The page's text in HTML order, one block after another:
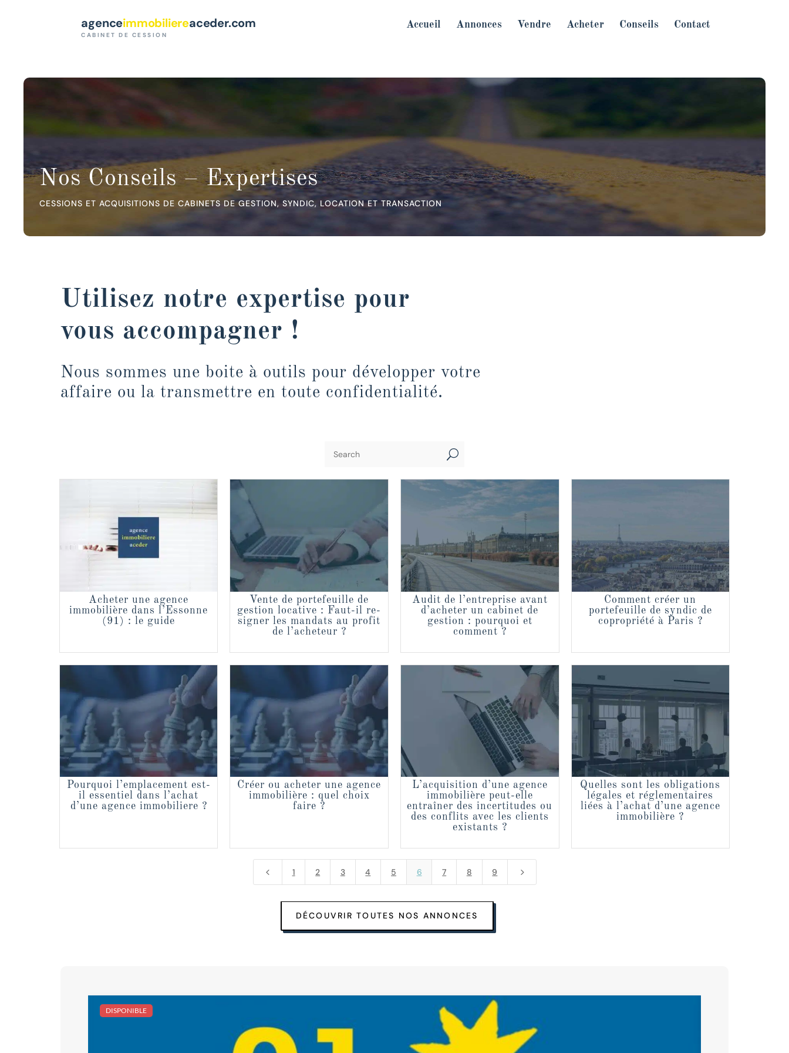
agenceimmobiliereaceder.com
CABINET DE CESSION
Accueil Annonces Vendre Acheter Conseils Contact
Nos Conseils – Expertises
CESSIONS ET ACQUISITIONS DE CABINETS DE GESTION, SYNDIC, LOCATION ET TRANSACTION
Utilisez notre expertise pour
vous accompagner !
Nous sommes une boite à outils pour développer votre
affaire ou la transmettre en toute confidentialité.
U
Acheter une agence
immobilière dans l’Essonne
(91) : le guide
Vente de portefeuille de
gestion locative : Faut-il re-
signer les mandats au profit
de l’acheteur ?
Audit de l’entreprise avant
d’acheter un cabinet de
gestion : pourquoi et
comment ?
Comment créer un
portefeuille de syndic de
copropriété à Paris ?
Pourquoi l’emplacement est-
il essentiel dans l’achat
d’une agence immobiliere ?
Créer ou acheter une agence
immobilière : quel choix
faire ?
L’acquisition d’une agence
immobilière peut-elle
entraîner des incertitudes ou
des conflits avec les clients
existants ?
Quelles sont les obligations
légales et réglementaires
liées à l’achat d’une agence
immobilière ?
4 1 2 3 4 5 6 7 8 9 5
DÉCOUVRIR TOUTES NOS ANNONCES
DISPONIBLE